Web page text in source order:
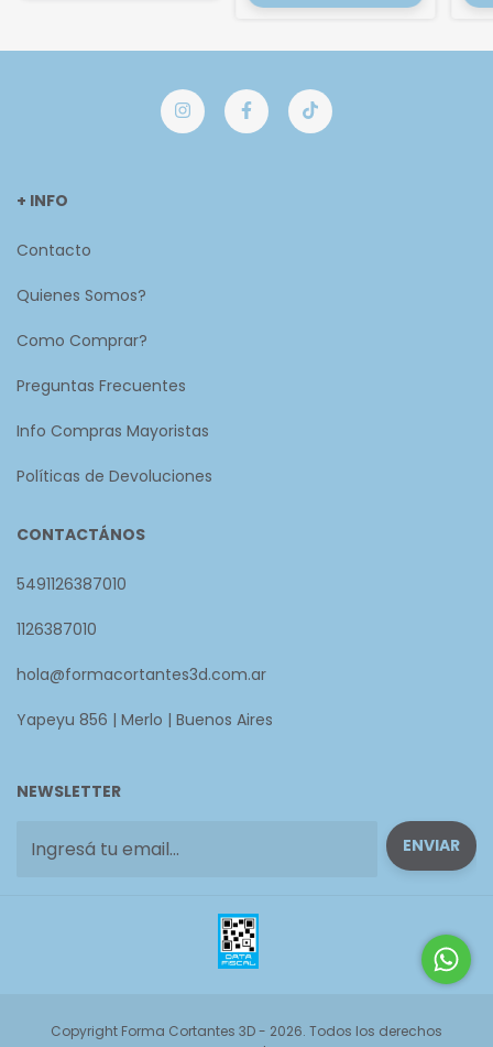
+ INFO
Contacto
Quienes Somos?
Como Comprar?
Preguntas Frecuentes
Info Compras Mayoristas
Políticas de Devoluciones
CONTACTÁNOS
5491126387010
1126387010
hola@formacortantes3d.com.ar
Yapeyu 856 | Merlo | Buenos Aires
NEWSLETTER
Copyright Forma Cortantes 3D - 2026. Todos los derechos